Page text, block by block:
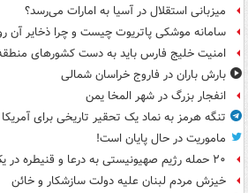
میزبانی استقلال در آسیا به امارات می‌رسد؟
سامانه موشکی پاتریوت چیست و چرا ذخایر آن
امنیت خلیج فارس باید به دست کشورهای
بارش باران در فاروج خراسان شمالی
انفجار بزرگ در شهر المخا یمن
تنگه هرمز به نماد یک تحقیر تاریخی برای
ماموریت در حال پایان است!
۲۰ حمله رژیم صهیونیستی به درعا و قنیطره در یک هفته
خیزش مردم لبنان علیه دولت سازشکار و خائن